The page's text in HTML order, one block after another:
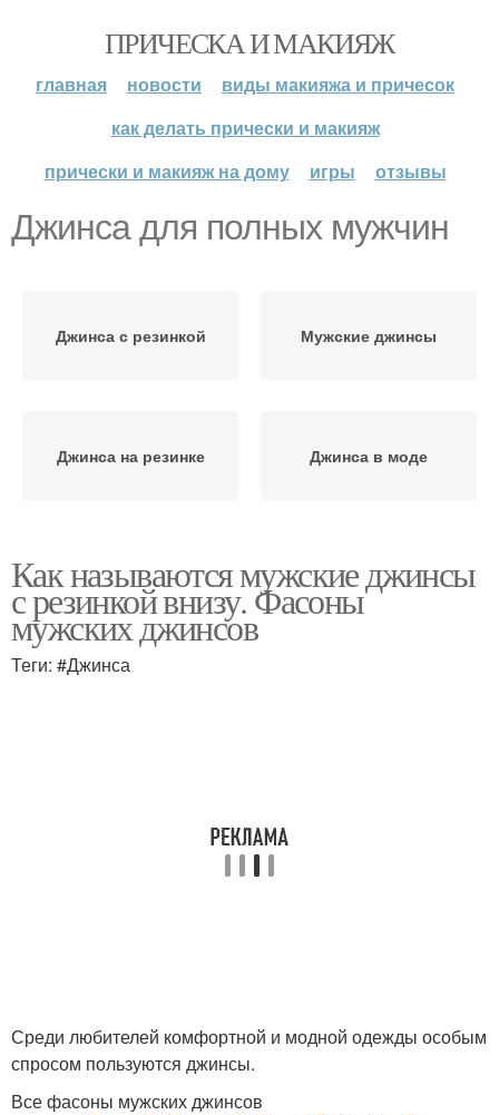
ПРИЧЕСКА И МАКИЯЖ
главная новости
виды макияжа и причесок
как делать прически и макияж
прически и макияж на дому
игры отзывы
Джинса для полных мужчин
Джинса с резинкой Мужские джинсы
Джинса на резинке Джинса в моде
Как называются мужские джинсы
с резинкой внизу. Фасоны
мужских джинсов
Теги: #Джинса
Среди любителей комфортной и модной одежды особым
спросом пользуются джинсы.
Все фасоны мужских джинсов